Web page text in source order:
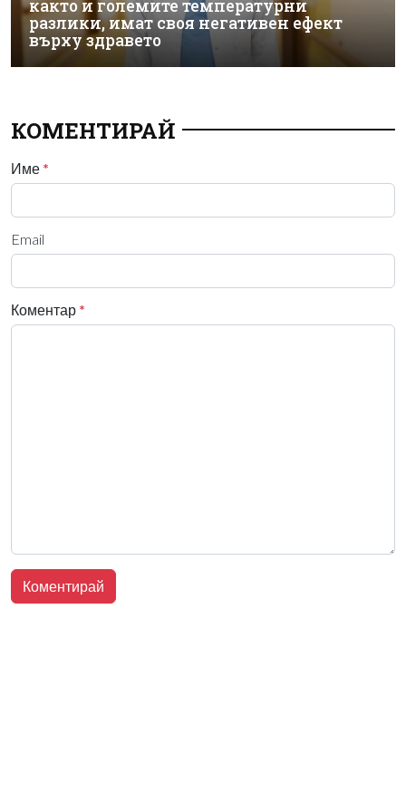
както и големите температурни
разлики, имат своя негативен ефект
върху здравето
КОМЕНТИРАЙ
Име *
Email
Коментар *